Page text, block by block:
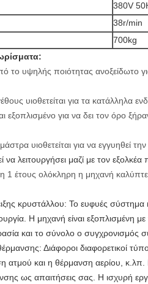
380V
38r/min
700kg
το υψηλής ποιότητας ανοξείδωτο
υιοθετείται για τα κατάλληλα
εξοπλισμένο για να δει τον όρο
υιοθετείται για να εγγυηθεί
λειτουργήσει μαζί με τον
1 έτους ολόκληρη η μηχανή
κρυστάλλου: Το ευφυές σύστημα
Η μηχανή είναι
και το σύνολο ο συγχρονισμός
Διάφοροι διαφορετικοί
ατμού και η θέρμανση αερίου,
ως απαιτήσεις σας. Η ισχυρή